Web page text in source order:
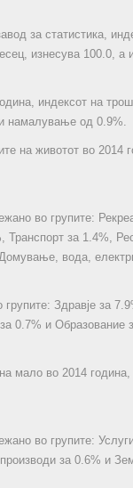
за статистика,
изнесува 100.0, а
индексот на
намалување од 0.9%.
на животот во 2014
во групите:
Транспорт за 1.4%,
вода,
Здравје за
0.7% и Образование
мало во 2014
во групите:
за 0.6% и